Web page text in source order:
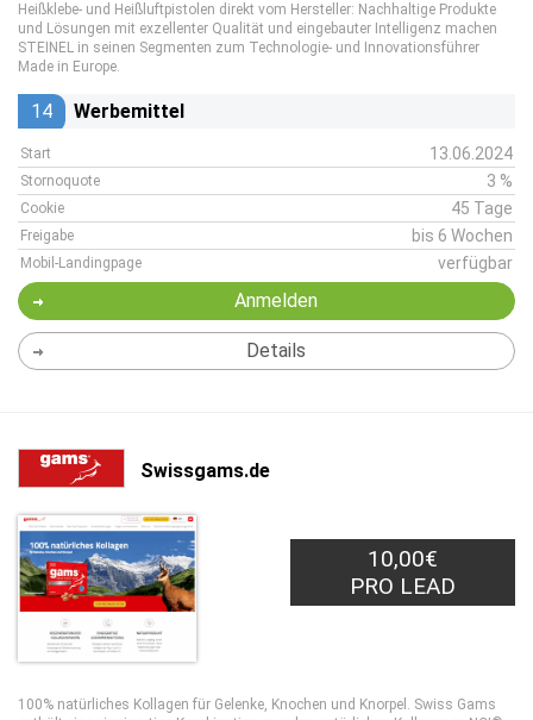
Heißklebe- und Heißluftpistolen direkt vom Hersteller: Nachhaltige Produkte
und Lösungen mit exzellenter Qualität und eingebauter Intelligenz machen
STEINEL in seinen Segmenten zum Technologie-­ und Innovationsführer
Made in Europe.
14 Werbemittel
Start 13.06.2024
Stornoquote 3 %
Cookie 45 Tage
Freigabe bis 6 Wochen
Mobil-Landingpage verfügbar
Anmelden
Details
Swissgams.de
10,00€
PRO LEAD
100% natürliches Kollagen für Gelenke, Knochen und Knorpel. Swiss Gams